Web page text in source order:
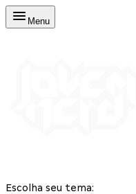
Menu
Escolha seu tema: